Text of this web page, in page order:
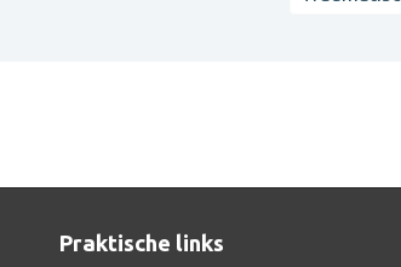
Praktische links